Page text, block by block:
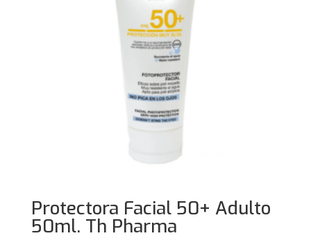
Protectora Facial 50+ Adulto
50ml. Th Pharma